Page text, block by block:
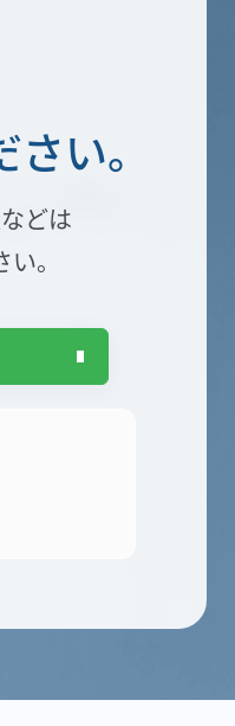
い。
どは
。